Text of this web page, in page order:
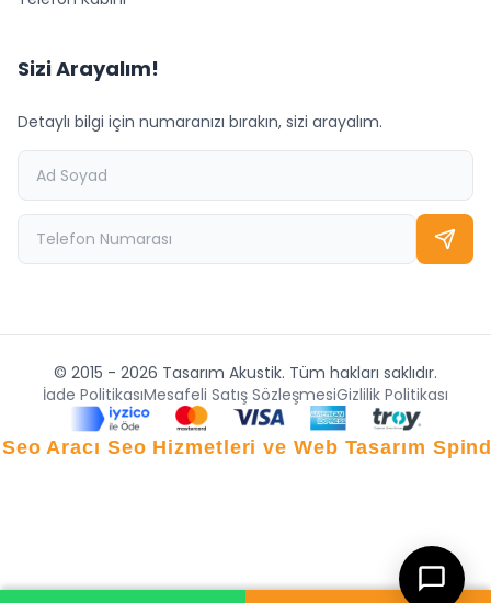
Sizi Arayalım!
Detaylı bilgi için numaranızı bırakın, sizi arayalım.
© 2015 - 2026 Tasarım Akustik. Tüm hakları saklıdır.
İade PolitikasıMesafeli Satış SözleşmesiGizlilik Politikası
Aracı Seo Hizmetleri ve Web Tasarım